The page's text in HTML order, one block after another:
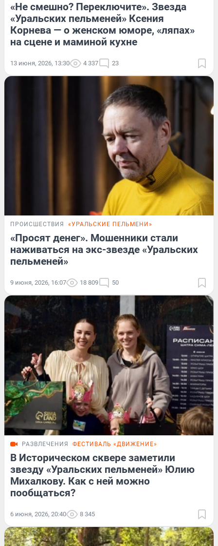
«Не смешно? Переключите». Звезда
«Уральских пельменей» Ксения
Корнева — о женском юморе, «ляпах»
на сцене и маминой кухне
13 июня, 2026, 13:30 4 337 23
ПРОИСШЕСТВИЯ «УРАЛЬСКИЕ ПЕЛЬМЕНИ»
«Просят денег». Мошенники стали
наживаться на экс-звезде «Уральских
пельменей»
9 июня, 2026, 16:07 18 809 50
РАЗВЛЕЧЕНИЯ ФЕСТИВАЛЬ «ДВИЖЕНИЕ»
В Историческом сквере заметили
звезду «Уральских пельменей» Юлию
Михалкову. Как с ней можно
пообщаться?
6 июня, 2026, 20:40 8 345